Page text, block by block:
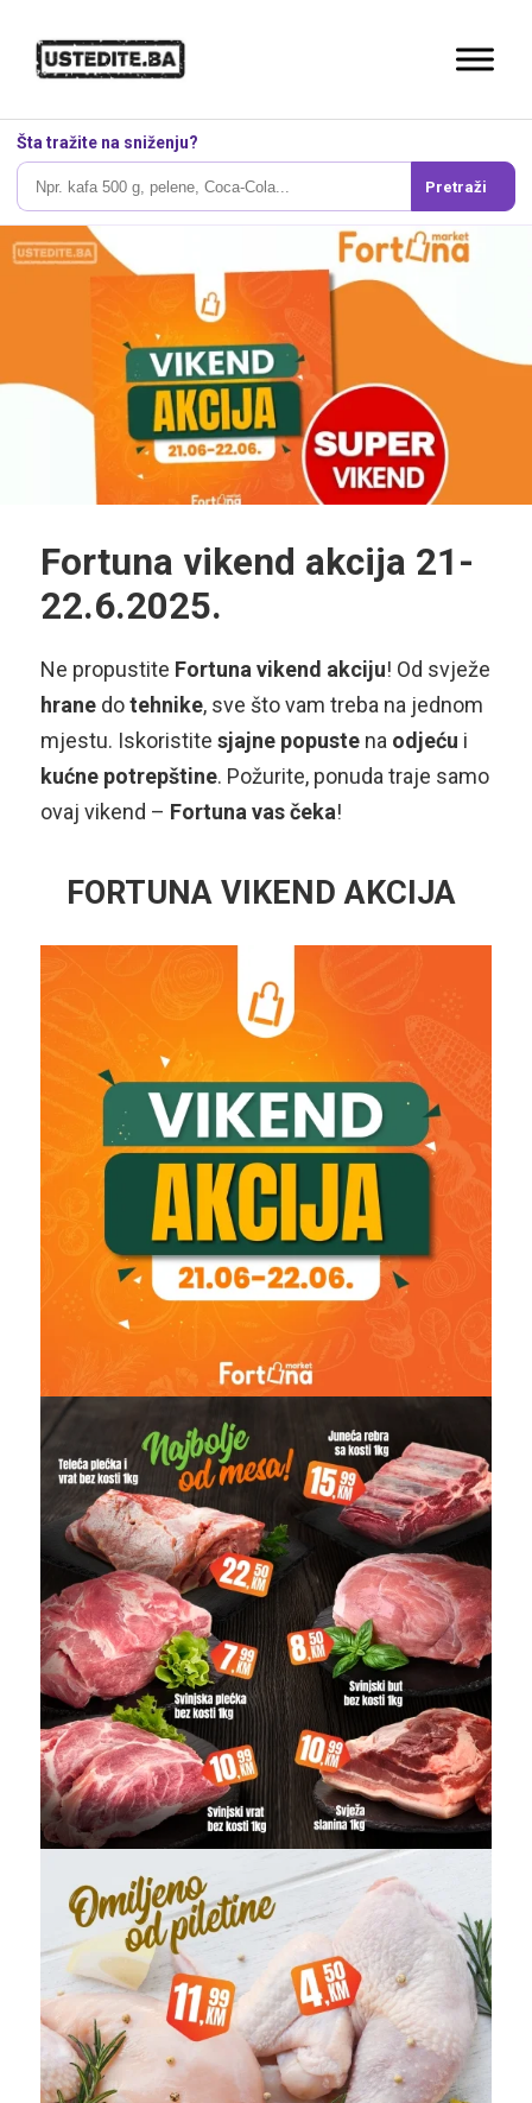
Šta tražite na sniženju?
Pretraži
Fortuna vikend akcija 21-
22.6.2025.
Ne propustite Fortuna vikend akciju! Od svježe
hrane dotehnike, sve što vam treba na jednom
mjestu. Iskoristite sjajne popuste na odjeću i
kućne potrepštine. Požurite, ponuda traje samo
ovaj vikend – Fortuna vas čeka!
FORTUNA VIKEND AKCIJA